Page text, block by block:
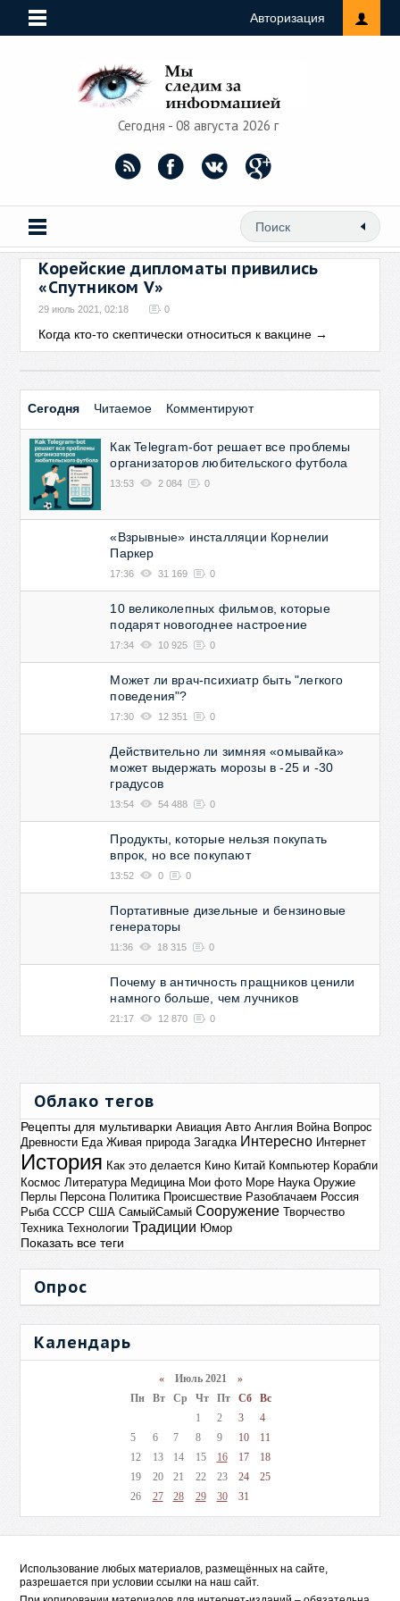
Авторизация
Сегодня - 08 августа 2026 г
Корейские дипломаты привились
«Спутником V»
29 июль 2021, 02:18 0
Когда кто-то скептически относиться к вакцине →
Сегодня Читаемое Комментируют
Как Telegram-бот решает все проблемы
организаторов любительского футбола
13:53 2 084 0
«Взрывные» инсталляции Корнелии
Паркер
17:36 31 169 0
10 великолепных фильмов, которые
подарят новогоднее настроение
17:34 10 925 0
Может ли врач-психиатр быть "легкого
поведения"?
17:30 12 351 0
Действительно ли зимняя «омывайка»
может выдержать морозы в -25 и -30
градусов
13:54 54 488 0
Продукты, которые нельзя покупать
впрок, но все покупают
13:52 0 0
Портативные дизельные и бензиновые
генераторы
11:36 18 315 0
Почему в античность пращников ценили
намного больше, чем лучников
21:17 12 870 0
Облако тегов
Рецепты для мультиварки Авиация Авто Англия Война Вопрос
Древности Еда Живая природа Загадка Интересно Интернет
История Как это делается Кино Китай Компьютер Корабли
Космос Литература Медицина Мои фото Море Наука Оружие
Перлы Персона Политика Происшествие Разоблачаем Россия
Рыба СССР США СамыйСамый Сооружение Творчество
Техника Технологии Традиции Юмор
Показать все теги
Опрос
Календарь
«Июль 2021 »
Пн
Вт Ср Чт Пт Сб
Вс
1
2 3
4
5
6 7 8 9 10
11
12
13 14 15 16 17
18
19
20 21 22 23 24
25
26
27 28 29 30 31
Использование любых материалов, размещённых на сайте,
разрешается при условии ссылки на наш сайт.